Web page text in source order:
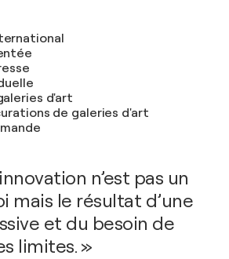
d'art
de galeries d'art
n’est pas un
mais le résultat d’une
et du besoin de
limites. »